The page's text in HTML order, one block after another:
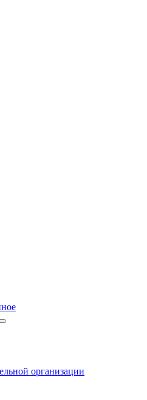
организации